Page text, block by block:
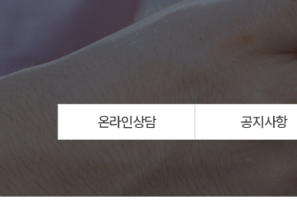
온라인상담 공지사항